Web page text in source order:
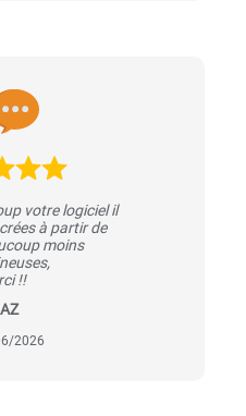
votre logiciel il
à partir de
moins
!!
2026